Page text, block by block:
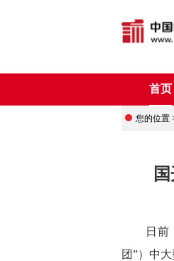
首页
您的位置
日前，
团”）中